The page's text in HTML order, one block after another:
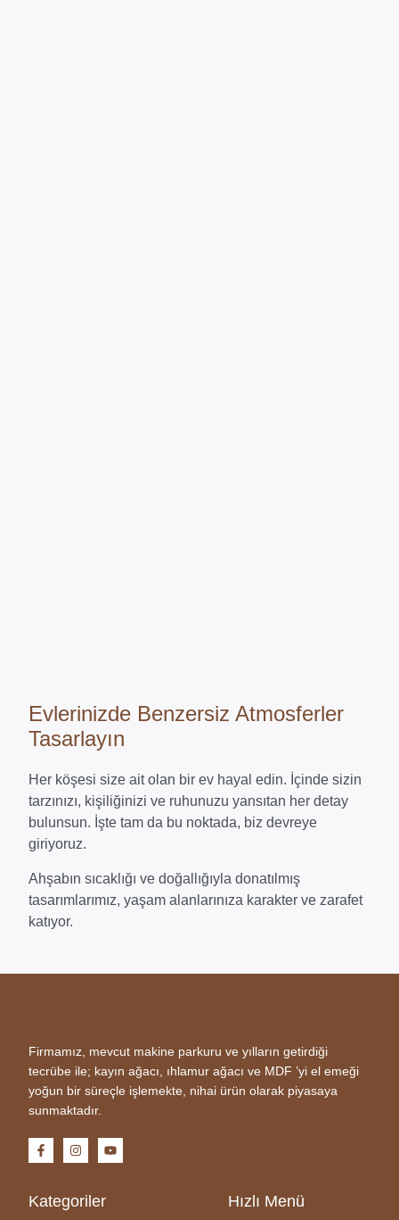
Evlerinizde Benzersiz Atmosferler
Tasarlayın
Her köşesi size ait olan bir ev hayal edin. İçinde sizin
tarzınızı, kişiliğinizi ve ruhunuzu yansıtan her detay
bulunsun. İşte tam da bu noktada, biz devreye
giriyoruz.
Ahşabın sıcaklığı ve doğallığıyla donatılmış
tasarımlarımız, yaşam alanlarınıza karakter ve zarafet
katıyor.
Firmamız, mevcut makine parkuru ve yılların getirdiği
tecrübe ile; kayın ağacı, ıhlamur ağacı ve MDF ’yi el emeği
yoğun bir süreçle işlemekte, nihai ürün olarak piyasaya
sunmaktadır.
Kategoriler Hızlı Menü